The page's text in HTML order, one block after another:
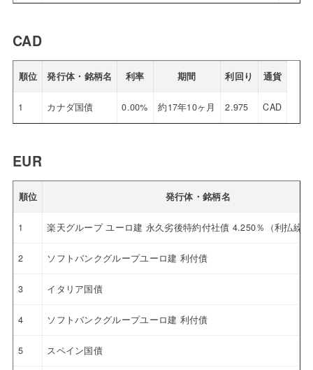
CAD
順位 発行体・銘柄名 利率 期間 利回り 通貨
1 カナダ国債 0.00% 約17年10ヶ月 2.975 CAD
EUR
順位 発行体・銘柄名
1 楽天グループ ユーロ建 永久劣後特約付社債 4.250％（利払繰
2 ソフトバンクグループユーロ建 利付債
3 イタリア国債
4 ソフトバンクグループユーロ建 利付債
5 スペイン国債